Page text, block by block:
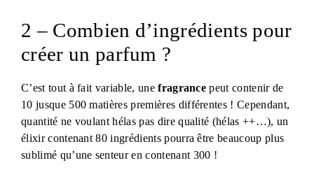
2 – Combien d’ingrédients pour
créer un parfum ?
​C’est tout à fait variable, unefragrance peut contenir de
10 jusque 500 matières premières différentes ! Cependant,
quantité ne voulant hélas pas dire qualité (hélas ++…), un
élixir contenant 80 ingrédients pourra être beaucoup plus
sublimé qu’une senteur en contenant 300 !